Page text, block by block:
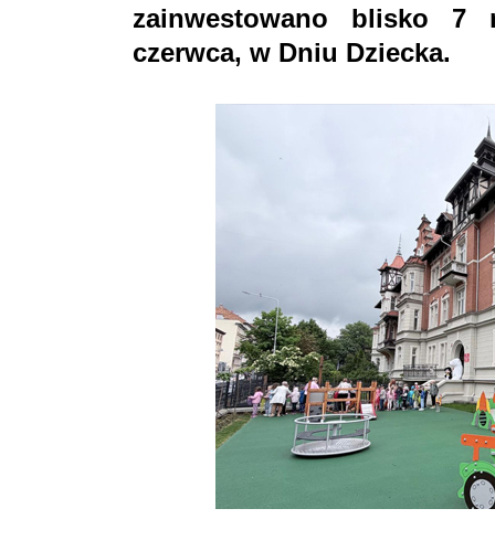
zainwestowano blisko 7
czerwca, w Dniu Dziecka.